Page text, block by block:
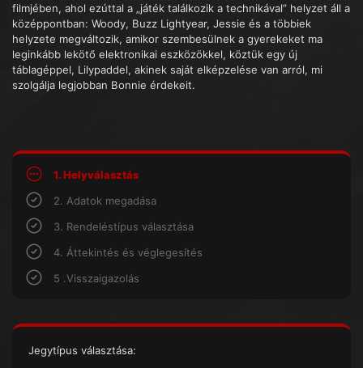
filmjében, ahol ezúttal a „játék találkozik a technikával” helyzet áll a
középpontban: Woody, Buzz Lightyear, Jessie és a többiek
helyzete megváltozik, amikor szembesülnek a gyerekeket ma
leginkább lekötő elektronikai eszközökkel, köztük egy új
táblagéppel, Lilypaddel, akinek saját elképzelése van arról, mi
szolgálja legjobban Bonnie érdekeit.
1. Helyválasztás
2. Adatok megadása
3. Rendeléstípus választása
4. Áttekintés és véglegesítés
5 .Visszaigazolás
Jegytípus választása: